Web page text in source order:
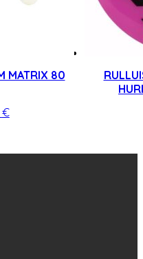
MATRIX 80
€.
€Praegune
60,72 €.